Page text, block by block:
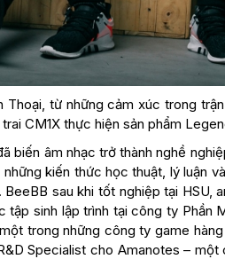
từ những cảm xúc trong
CM1X thực hiện sản phẩm
biến âm nhạc trở thành nghề
kiến thức học thuật, lý luận
sau khi tốt nghiệp tại HSU,
tập sinh lập trình tại công ty Phần
trong những công ty game
Specialist cho Amanotes –